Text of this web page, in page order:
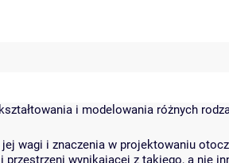
i modelowania różnych
wagi i znaczenia w projektowaniu
wynikającej z takiego, a nie